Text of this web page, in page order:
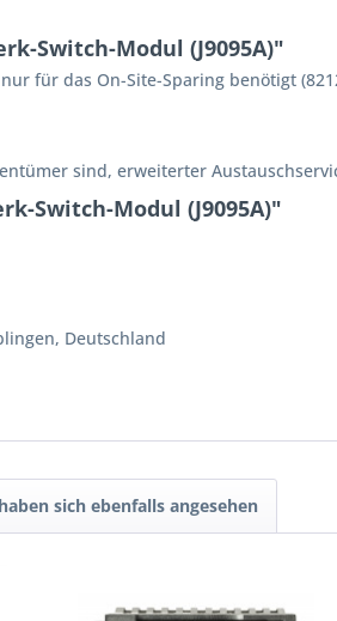
Switch-Modul (J9095A)"
für das On-Site-Sparing benötigt
sind, erweiterter
Switch-Modul (J9095A)"
Deutschland
sich ebenfalls angesehen